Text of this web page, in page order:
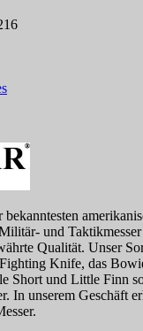
und
Qualität. Unser
Knife, das
Short und Little Finn
In unserem Geschäft